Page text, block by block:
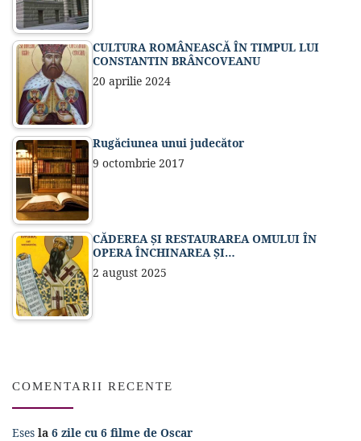
CULTURA ROMÂNEASCĂ ÎN TIMPUL LUI
CONSTANTIN BRÂNCOVEANU
20 aprilie 2024
Rugăciunea unui judecător
9 octombrie 2017
CĂDEREA ȘI RESTAURAREA OMULUI ÎN
OPERA ÎNCHINAREA ȘI…
2 august 2025
COMENTARII RECENTE
Eses la 6 zile cu 6 filme de Oscar